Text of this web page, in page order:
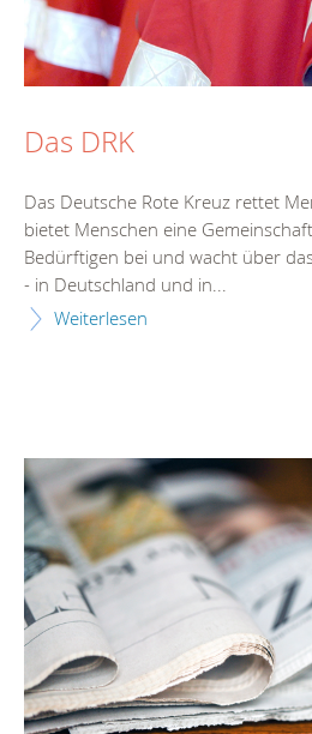
Das DRK
Das Deutsche Rote Kreuz rettet
bietet Menschen eine
Bedürftigen bei und wacht über
- in Deutschland und in...
Weiterlesen